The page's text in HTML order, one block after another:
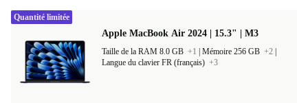
Apple MacBook Air 2024 | 15.3" | M3
Taille de la RAM 8.0 GB +1 Mémoire 256 GB +2
Langue du clavier FR (français) +3
Quantité limitée